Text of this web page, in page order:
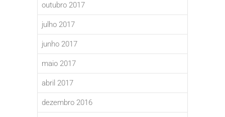
outubro 2017
julho 2017
junho 2017
maio 2017
abril 2017
dezembro 2016